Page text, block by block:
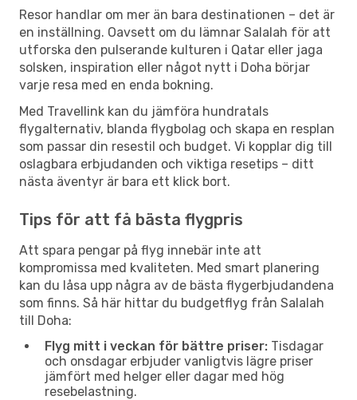
Resor handlar om mer än bara destinationen – det är
en inställning. Oavsett om du lämnar Salalah för att
utforska den pulserande kulturen i Qatar eller jaga
solsken, inspiration eller något nytt i Doha börjar
varje resa med en enda bokning.
Med Travellink kan du jämföra hundratals
flygalternativ, blanda flygbolag och skapa en resplan
som passar din resestil och budget. Vi kopplar dig till
oslagbara erbjudanden och viktiga resetips – ditt
nästa äventyr är bara ett klick bort.
Tips för att få bästa flygpris
Att spara pengar på flyg innebär inte att
kompromissa med kvaliteten. Med smart planering
kan du låsa upp några av de bästa flygerbjudandena
som finns. Så här hittar du budgetflyg från Salalah
till Doha:
Flyg mitt i veckan för bättre priser: Tisdagar
och onsdagar erbjuder vanligtvis lägre priser
jämfört med helger eller dagar med hög
resebelastning.